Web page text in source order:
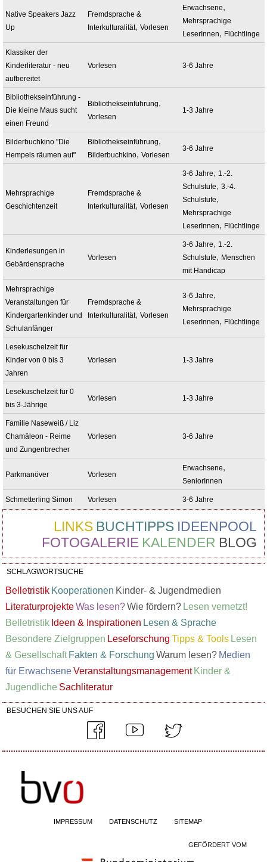
Native Speakers Jazz
Up
Fremdsprache &
Interkulturalität,Vorlesen
Erwachsene,
Mehrsprachige
LeserInnen, Flüchtlinge
Klassiker der
Kinderliteratur - neu
aufbereitet
Vorlesen 3-6 Jahre
Bibliothekseinführung -
Die kleine Maus sucht
einen Freund
Bibliothekseinführung,
Vorlesen
1-3 Jahre
Bilderbuchkino "Die
Hempels räumen auf"
Bibliothekseinführung,
Bilderbuchkino,Vorlesen
3-6 Jahre
Mehrsprachige
Geschichtenzeit
Fremdsprache &
Interkulturalität,Vorlesen
3-6 Jahre, 1.-2.
Schulstufe,3.-4.
Schulstufe,
Mehrsprachige
LeserInnen, Flüchtlinge
Kinderlesungen in
Gebärdensprache
Vorlesen
3-6 Jahre, 1.-2.
Schulstufe, Menschen
mit Handicap
Mehrsprachige
Veranstaltungen für
Kindergartenkinder und
Schulanfänger
Fremdsprache &
Interkulturalität,Vorlesen
3-6 Jahre,
Mehrsprachige
LeserInnen, Flüchtlinge
Lesekuschelzeit für
Kinder von 0 bis 3
Jahren
Vorlesen 1-3 Jahre
Lesekuschelzeit für 0
bis 3-Jährige
Vorlesen 1-3 Jahre
Familie Naseweiß / Liz
Chamäleon - Reime
und Zungenbrecher
Vorlesen 3-6 Jahre
Parkmanöver Vorlesen
Erwachsene,
SeniorInnen
Schmetterling Simon Vorlesen 3-6 Jahre
IDEENPOOL
BUCHTIPPS
LINKS
BLOG
KALENDER
FOTOGALERIE
SCHLAGWORTSUCHE
Belletristik Kooperationen Kinder- & Jugendmedien
Literaturprojekte Was lesen? Wie fördern? Lesen vernetzt!
Belletristik Ideen & Inspirationen Lesen & Sprache
Besondere Zielgruppen Leseforschung Tipps & Tools Lesen
& Gesellschaft Fakten & Forschung Warum lesen? Medien
für Erwachsene Veranstaltungsmanagement Kinder &
Jugendliche Sachliteratur
BESUCHEN SIE UNS AUF
IMPRESSUM DATENSCHUTZ SITEMAP
GEFÖRDERT VOM